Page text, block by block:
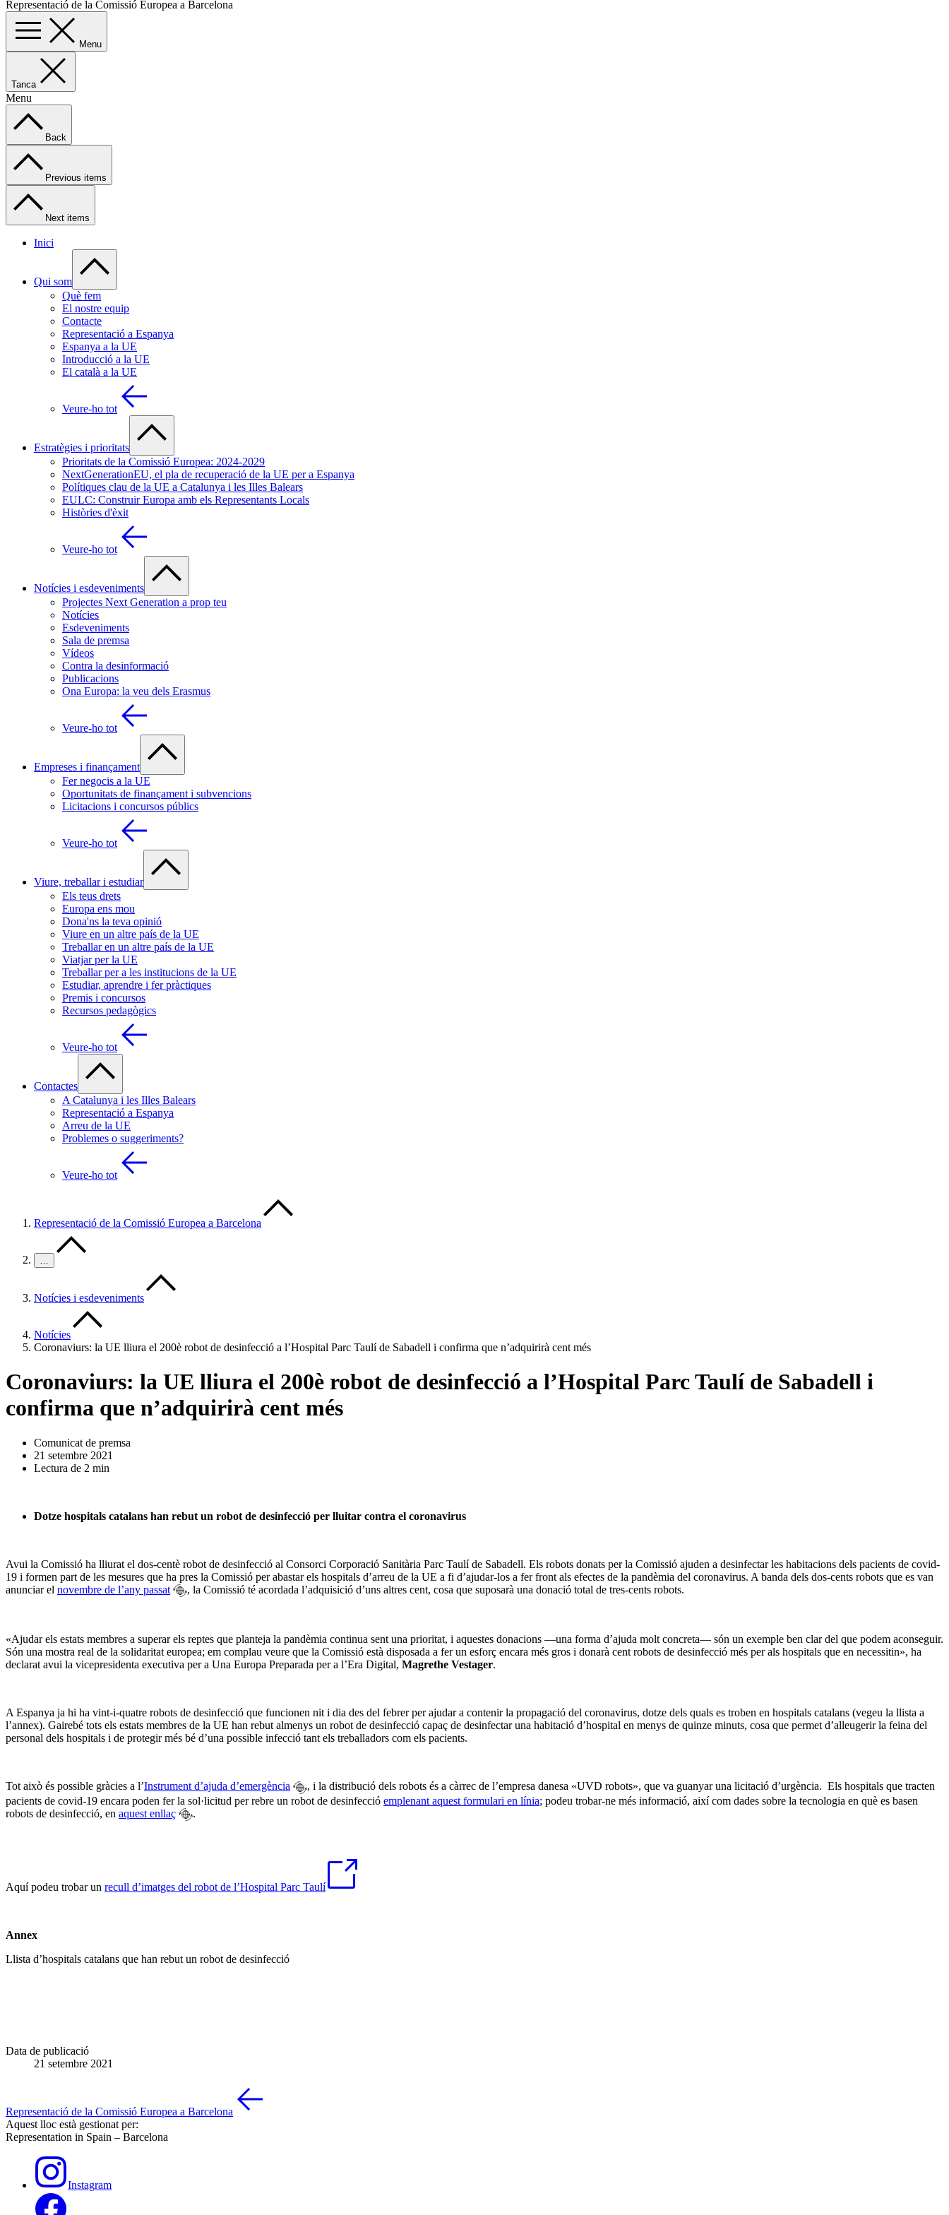
Representació de la Comissió Europea a Barcelona
Menu
Tanca
Menu
Back
Previous items
Next items
Inici
Qui som
Què fem
El nostre equip
Contacte
Representació a Espanya
Espanya a la UE
Introducció a la UE
El català a la UE
Veure-ho tot
Estratègies i prioritats
Prioritats de la Comissió Europea: 2024-2029
NextGenerationEU, el pla de recuperació de la UE per a Espanya
Polítiques clau de la UE a Catalunya i les Illes Balears
EULC: Construir Europa amb els Representants Locals
Històries d'èxit
Veure-ho tot
Notícies i esdeveniments
Projectes Next Generation a prop teu
Notícies
Esdeveniments
Sala de premsa
Vídeos
Contra la desinformació
Publicacions
Ona Europa: la veu dels Erasmus
Veure-ho tot
Empreses i finançament
Fer negocis a la UE
Oportunitats de finançament i subvencions
Licitacions i concursos públics
Veure-ho tot
Viure, treballar i estudiar
Els teus drets
Europa ens mou
Dona'ns la teva opinió
Viure en un altre país de la UE
Treballar en un altre país de la UE
Viatjar per la UE
Treballar per a les institucions de la UE
Estudiar, aprendre i fer pràctiques
Premis i concursos
Recursos pedagògics
Veure-ho tot
Contactes
A Catalunya i les Illes Balears
Representació a Espanya
Arreu de la UE
Problemes o suggeriments?
Veure-ho tot
Representació de la Comissió Europea a Barcelona
…
Notícies i esdeveniments
Notícies
Coronaviurs: la UE lliura el 200è robot de desinfecció a l’Hospital Parc Taulí de Sabadell i confirma que n’adquirirà cent més
Coronaviurs: la UE lliura el 200è robot de desinfecció a l’Hospital Parc Taulí de Sabadell i
confirma que n’adquirirà cent més
Comunicat de premsa
21 setembre 2021
Lectura de 2 min
Dotze hospitals catalans han rebut un robot de desinfecció per lluitar contra el coronavirus
Avui la Comissió ha lliurat el dos-centè robot de desinfecció al Consorci Corporació Sanitària Parc Taulí de Sabadell. Els robots donats per la Comissió ajuden a desinfectar les habitacions dels pacients de covid-
19 i formen part de les mesures que ha pres la Comissió per abastar els hospitals d’arreu de la UE a fi d’ajudar-los a fer front als efectes de la pandèmia del coronavirus. A banda dels dos-cents robots que es van
anunciar el novembre de l’any passat , la Comissió té acordada l’adquisició d’uns altres cent, cosa que suposarà una donació total de tres-cents robots.
«Ajudar els estats membres a superar els reptes que planteja la pandèmia continua sent una prioritat, i aquestes donacions —una forma d’ajuda molt concreta— són un exemple ben clar del que podem aconseguir.
Són una mostra real de la solidaritat europea; em complau veure que la Comissió està disposada a fer un esforç encara més gros i donarà cent robots de desinfecció més per als hospitals que en necessitin», ha
declarat avui la vicepresidenta executiva per a Una Europa Preparada per a l’Era Digital, Magrethe Vestager.
A Espanya ja hi ha vint-i-quatre robots de desinfecció que funcionen nit i dia des del febrer per ajudar a contenir la propagació del coronavirus, dotze dels quals es troben en hospitals catalans (vegeu la llista a
l’annex). Gairebé tots els estats membres de la UE han rebut almenys un robot de desinfecció capaç de desinfectar una habitació d’hospital en menys de quinze minuts, cosa que permet d’alleugerir la feina del
personal dels hospitals i de protegir més bé d’una possible infecció tant els treballadors com els pacients.
Tot això és possible gràcies a l’Instrument d’ajuda d’emergència
, i la distribució dels robots és a càrrec de l’empresa danesa «UVD robots», que va guanyar una licitació d’urgència. Els hospitals que tracten
pacients de covid-19 encara poden fer la sol·licitud per rebre un robot de desinfecció emplenant aquest formulari en línia; podeu trobar-ne més informació, així com dades sobre la tecnologia en què es basen
robots de desinfecció, en aquest enllaç .
Aquí podeu trobar un recull d’imatges del robot de l’Hospital Parc Taulí
Annex
Llista d’hospitals catalans que han rebut un robot de desinfecció
Data de publicació
21 setembre 2021
Representació de la Comissió Europea a Barcelona
Aquest lloc està gestionat per:
Representation in Spain – Barcelona
Instagram